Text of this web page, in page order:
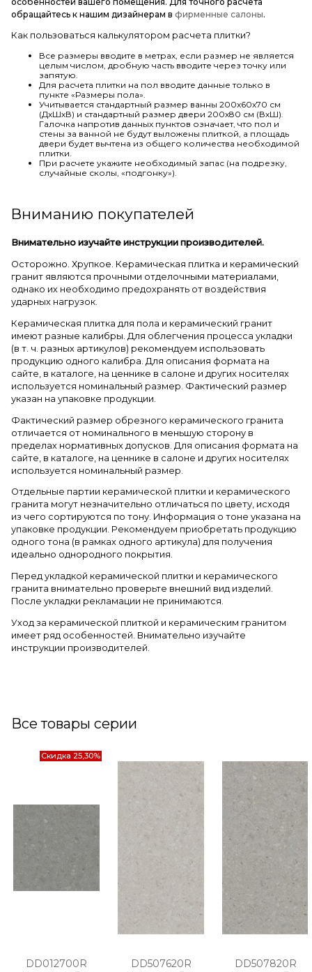
обращайтесь к нашим дизайнерам в фирменные салоны.
Как пользоваться калькулятором расчета плитки?
Все размеры вводите в метрах, если размер не является
целым числом, дробную часть вводите через точку или
запятую.
Для расчета плитки на пол вводите данные только в
пункте «Размеры пола».
Учитывается стандартный размер ванны 200х60х70 см
(ДхШхВ) и стандартный размер двери 200х80 см (ВхШ).
Галочка напротив данных пунктов означает, что пол и
стены за ванной не будут выложены плиткой, а площадь
двери будет вычтена из общего количества необходимой
плитки.
При расчете укажите необходимый запас (на подрезку,
случайные сколы, «подгонку»).
Вниманию покупателей
Внимательно изучайте инструкции производителей.
Осторожно. Хрупкое. Керамическая плитка и керамический
гранит являются прочными отделочными материалами,
однако их необходимо предохранять от воздействия
ударных нагрузок.
Керамическая плитка для пола и керамический гранит
имеют разные калибры. Для облегчения процесса укладки
(в т. ч. разных артикулов) рекомендуем использовать
продукцию одного калибра. Для описания формата на
сайте, в каталоге, на ценнике в салоне и других носителях
используется номинальный размер. Фактический размер
указан на упаковке продукции.
Фактический размер обрезного керамического гранита
отличается от номинального в меньшую сторону в
пределах нормативных допусков. Для описания формата на
сайте, в каталоге, на ценнике в салоне и других носителях
используется номинальный размер.
Отдельные партии керамической плитки и керамического
гранита могут незначительно отличаться по цвету, исходя
из чего сортируются по тону. Информация о тоне указана на
упаковке продукции. Рекомендуем приобретать продукцию
одного тона (в рамках одного артикула) для получения
идеально однородного покрытия.
Перед укладкой керамической плитки и керамического
гранита внимательно проверьте внешний вид изделий.
После укладки рекламации не принимаются.
Уход за керамической плиткой и керамическим гранитом
имеет ряд особенностей. Внимательно изучайте
инструкции производителей.
Все товары серии
Скидка 25,30%
DD012700R
DD507620R
DD507820R